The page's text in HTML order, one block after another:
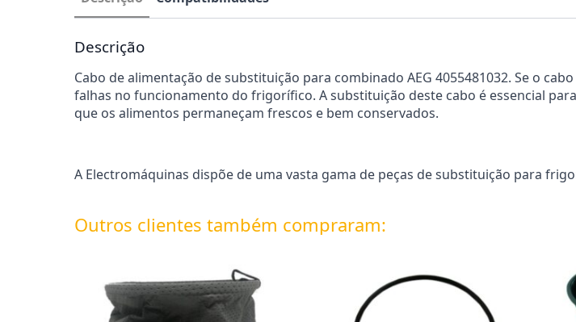
Descrição
Cabo de alimentação de substituição para combinado AEG 4055481032. Se o
falhas no funcionamento do frigorífico. A substituição deste cabo é essencial
que os alimentos permaneçam frescos e bem conservados.
A Electromáquinas dispõe de uma vasta gama de peças de substituição para
Outros clientes também compraram: